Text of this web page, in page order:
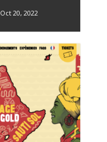
Oct 20, 2022